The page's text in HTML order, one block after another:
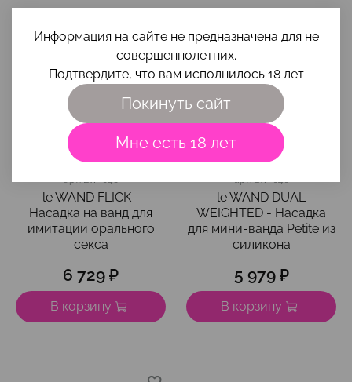
арт.LW-048
le WAND FLICK -
Насадка на ванд для
имитации орального
секса
6 729 ₽
В корзину
арт.LW-046
le WAND DUAL
WEIGHTED - Насадка
для мини-ванда Petite из
силикона
5 979 ₽
В корзину
Информация на сайте не предназначена для не
совершеннолетних.
Подтвердите, что вам исполнилось 18 лет
Покинуть сайт
Мне есть 18 лет